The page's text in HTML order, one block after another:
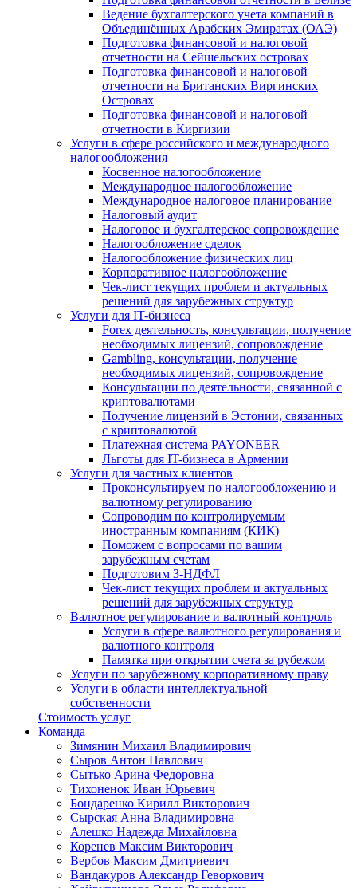
Ведение бухгалтерского учета компаний в
Объединённых Арабских Эмиратах (ОАЭ)
Подготовка финансовой и налоговой
отчетности на Сейшельских островах
Подготовка финансовой и налоговой
отчетности на Британских Виргинских
Островах
Подготовка финансовой и налоговой
отчетности в Киргизии
Услуги в сфере российского и международного
налогообложения
Косвенное налогообложение
Международное налогообложение
Международное налоговое планирование
Налоговый аудит
Налоговое и бухгалтерское сопровождение
Налогообложение сделок
Налогообложение физических лиц
Корпоративное налогообложение
Чек-лист текущих проблем и актуальных
решений для зарубежных структур
Услуги для IT-бизнеса
Forex деятельность, консультации, получение
необходимых лицензий, сопровождение
Gambling, консультации, получение
необходимых лицензий, сопровождение
Консультации по деятельности, связанной с
криптовалютами
Получение лицензий в Эстонии, связанных
с криптовалютой
Платежная система PAYONEER
Льготы для IT-бизнеса в Армении
Услуги для частных клиентов
Проконсультируем по налогообложению и
валютному регулированию
Сопроводим по контролируемым
иностранным компаниям (КИК)
Поможем с вопросами по вашим
зарубежным счетам
Подготовим 3-НДФЛ
Чек-лист текущих проблем и актуальных
решений для зарубежных структур
Валютное регулирование и валютный контроль
Услуги в сфере валютного регулирования и
валютного контроля
Памятка при открытии счета за рубежом
Услуги по зарубежному корпоративному праву
Услуги в области интеллектуальной
собственности
Стоимость услуг
Команда
Зимянин Михаил Владимирович
Сыров Антон Павлович
Сытько Арина Федоровна
Тихоненок Иван Юрьевич
Бондаренко Кирилл Викторович
Сырская Анна Владимировна
Алешко Надежда Михайловна
Коренев Максим Викторович
Вербов Максим Дмитриевич
Вандакуров Александр Геворкович